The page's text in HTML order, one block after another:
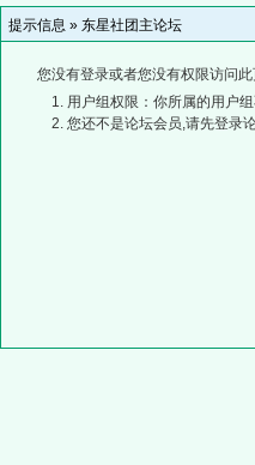
提示信息 » 东星社团主论坛
您没有登录或者您没有权限访问
用户组权限：你所属的用户
您还不是论坛会员,请先登录